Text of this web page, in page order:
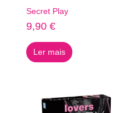
Secret Play
9,90 €
Ler mais